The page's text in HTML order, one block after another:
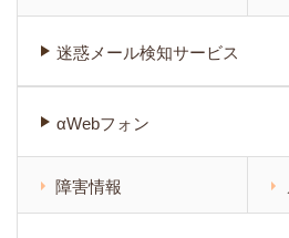
迷惑メール検知サービス
αWebフォン
障害情報